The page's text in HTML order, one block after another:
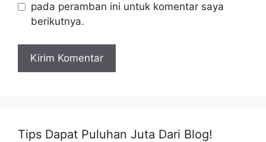
pada peramban ini untuk komentar saya
berikutnya.
Tips Dapat Puluhan Juta Dari Blog!